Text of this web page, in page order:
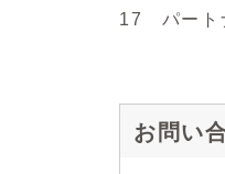
17 パート
お問い